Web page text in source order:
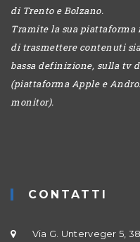
di Trento e Bolzano.
Tramite la sua
di trasmettere contenuti
bassa definizione, sulla tv
(piattaforma Apple e
monitor).
CONTATTI
Via G. Unterveger 5,